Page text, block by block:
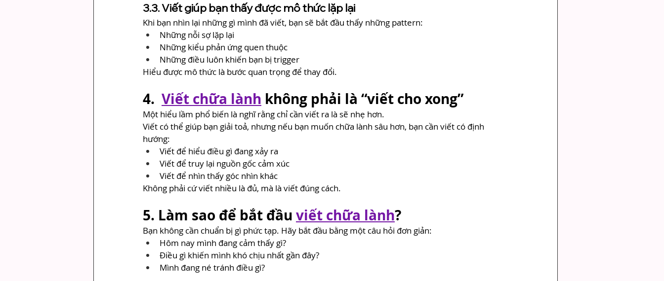
3.3. Viết giúp bạn thấy được mô thức lặp lại
Khi bạn nhìn lại những gì mình đã viết, bạn sẽ bắt đầu thấy những pattern:
Những nỗi sợ lặp lại
Những kiểu phản ứng quen thuộc
Những điều luôn khiến bạn bị trigger
Hiểu được mô thức là bước quan trọng để thay đổi.
4. Viết chữa lành không phải là “viết cho xong”
Một hiểu lầm phổ biến là nghĩ rằng chỉ cần viết ra là sẽ nhẹ hơn.
Viết có thể giúp bạn giải toả, nhưng nếu bạn muốn chữa lành sâu hơn, bạn cần viết có định
hướng:
Viết để hiểu điều gì đang xảy ra
Viết để truy lại nguồn gốc cảm xúc
Viết để nhìn thấy góc nhìn khác
Không phải cứ viết nhiều là đủ, mà là viết đúng cách.
5. Làm sao để bắt đầu viết chữa lành?
Bạn không cần chuẩn bị gì phức tạp. Hãy bắt đầu bằng một câu hỏi đơn giản:
Hôm nay mình đang cảm thấy gì?
Điều gì khiến mình khó chịu nhất gần đây?
Mình đang né tránh điều gì?